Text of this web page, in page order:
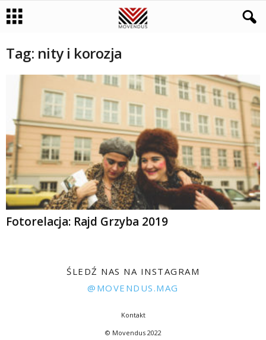
Tag: nity i korozja
Fotorelacja: Rajd Grzyba 2019
ŚLEDŹ NAS NA INSTAGRAM
@MOVENDUS.MAG
Kontakt
© Movendus 2022